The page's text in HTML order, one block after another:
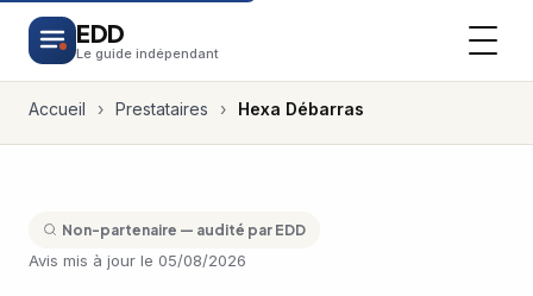
EDD
Le guide indépendant
Accueil › Prestataires › Hexa Débarras
Non-partenaire — audité par EDD
Avis mis à jour le 05/08/2026